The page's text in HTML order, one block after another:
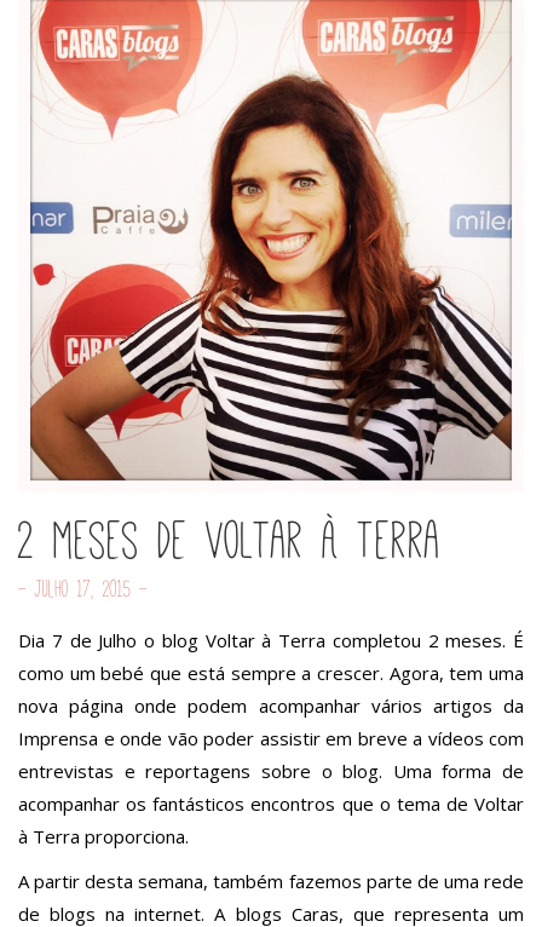
2 meses de Voltar à Terra
- Julho 17, 2015 -
Dia 7 de Julho o blog Voltar à Terra completou 2 meses. É
como um bebé que está sempre a crescer. Agora, tem uma
nova página onde podem acompanhar vários artigos da
Imprensa e onde vão poder assistir em breve a vídeos com
entrevistas e reportagens sobre o blog. Uma forma de
acompanhar os fantásticos encontros que o tema de Voltar
à Terra proporciona.
A partir desta semana, também fazemos parte de uma rede
de blogs na internet. A blogs Caras, que representa um